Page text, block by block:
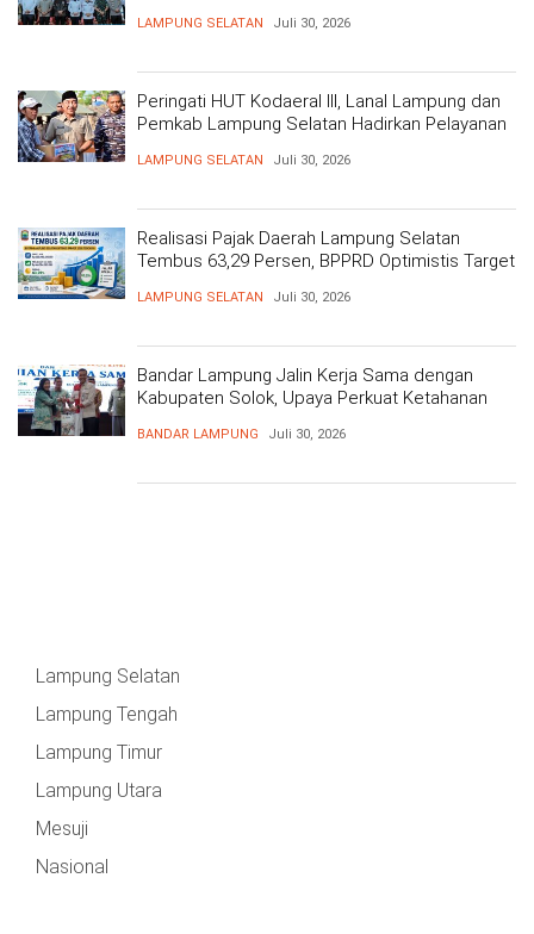
LAMPUNG SELATAN Juli 30, 2026
Peringati HUT Kodaeral III, Lanal Lampung dan
Pemkab Lampung Selatan Hadirkan Pelayanan
LAMPUNG SELATAN Juli 30, 2026
Realisasi Pajak Daerah Lampung Selatan
Tembus 63,29 Persen, BPPRD Optimistis Target
LAMPUNG SELATAN Juli 30, 2026
Bandar Lampung Jalin Kerja Sama dengan
Kabupaten Solok, Upaya Perkuat Ketahanan
BANDAR LAMPUNG Juli 30, 2026
Lampung Selatan
Lampung Tengah
Lampung Timur
Lampung Utara
Mesuji
Nasional